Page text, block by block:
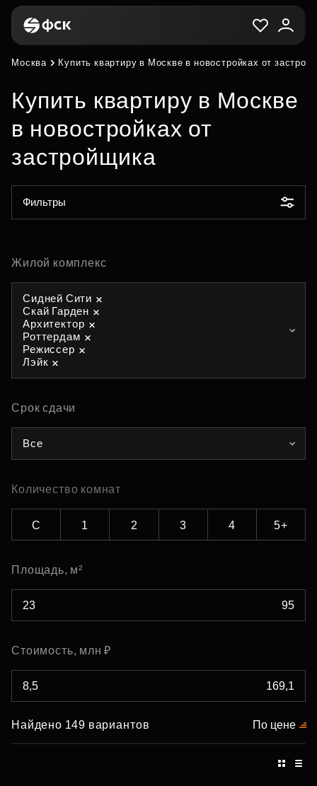
Москва Купить квартиру в Москве в новостройках от
Купить квартиру в Москве
в новостройках от
застройщика
Фильтры
Жилой комплекс
Сидней Сити
Скай Гарден
Архитектор
Роттердам
Режиссер
Лэйк
Срок сдачи
Все
Количество комнат
С 1 2 3 4 5+
Площадь, м²
Стоимость, млн ₽
Найдено 149 вариантов По цене